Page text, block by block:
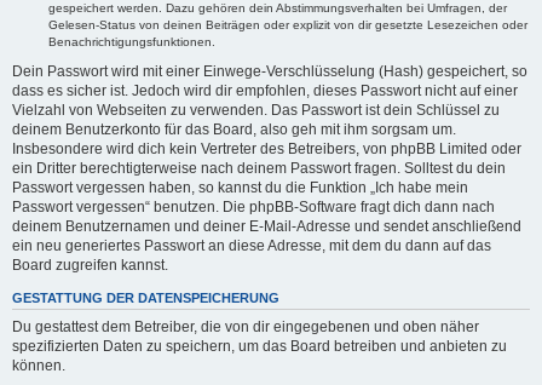
gespeichert werden. Dazu gehören dein Abstimmungsverhalten bei Umfragen, der
Gelesen-Status von deinen Beiträgen oder explizit von dir gesetzte Lesezeichen oder
Benachrichtigungsfunktionen.
Dein Passwort wird mit einer Einwege-Verschlüsselung (Hash) gespeichert, so
dass es sicher ist. Jedoch wird dir empfohlen, dieses Passwort nicht auf einer
Vielzahl von Webseiten zu verwenden. Das Passwort ist dein Schlüssel zu
deinem Benutzerkonto für das Board, also geh mit ihm sorgsam um.
Insbesondere wird dich kein Vertreter des Betreibers, von phpBB Limited oder
ein Dritter berechtigterweise nach deinem Passwort fragen. Solltest du dein
Passwort vergessen haben, so kannst du die Funktion „Ich habe mein
Passwort vergessen“ benutzen. Die phpBB-Software fragt dich dann nach
deinem Benutzernamen und deiner E-Mail-Adresse und sendet anschließend
ein neu generiertes Passwort an diese Adresse, mit dem du dann auf das
Board zugreifen kannst.
GESTATTUNG DER DATENSPEICHERUNG
Du gestattest dem Betreiber, die von dir eingegebenen und oben näher
spezifizierten Daten zu speichern, um das Board betreiben und anbieten zu
können.